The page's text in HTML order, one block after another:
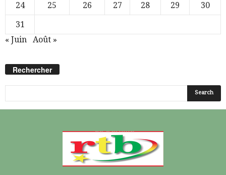
24
25 26 27 28 29
30
31
« Juin
Août »
Rechercher